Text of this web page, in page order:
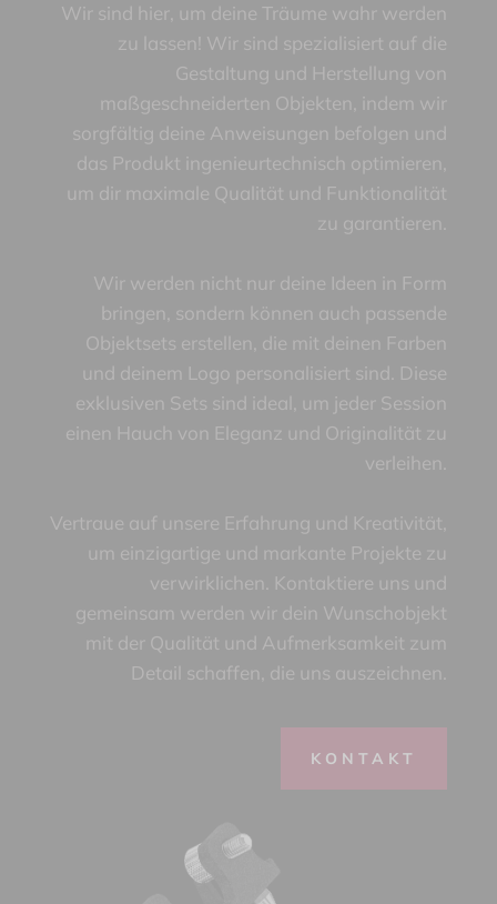
Wir sind hier, um deine Träume wahr werden
zu lassen! Wir sind spezialisiert auf die
Gestaltung und Herstellung von
maßgeschneiderten Objekten, indem wir
sorgfältig deine Anweisungen befolgen und
das Produkt ingenieurtechnisch optimieren,
um dir maximale Qualität und Funktionalität
zu garantieren.
Wir werden nicht nur deine Ideen in Form
bringen, sondern können auch passende
Objektsets erstellen, die mit deinen Farben
und deinem Logo personalisiert sind. Diese
exklusiven Sets sind ideal, um jeder Session
einen Hauch von Eleganz und Originalität zu
verleihen.
Vertraue auf unsere Erfahrung und Kreativität,
um einzigartige und markante Projekte zu
verwirklichen. Kontaktiere uns und
gemeinsam werden wir dein Wunschobjekt
mit der Qualität und Aufmerksamkeit zum
Detail schaffen, die uns auszeichnen.
KONTAKT